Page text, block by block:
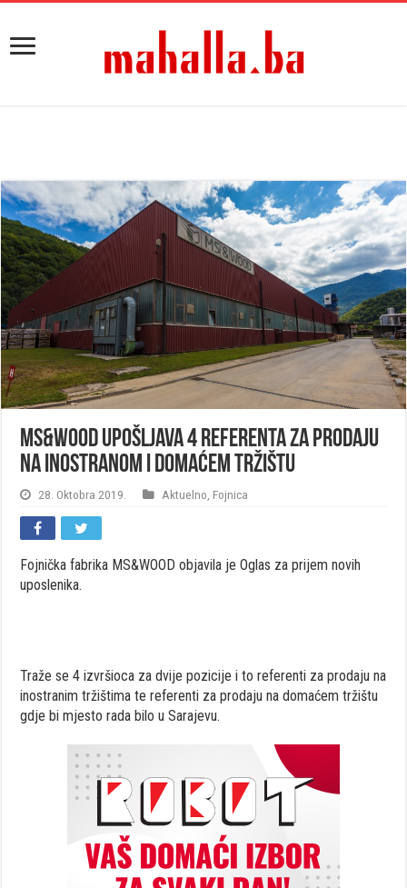
MS&WOOD UPOŠLJAVA 4 REFERENTA ZA PRODAJU
NA INOSTRANOM I DOMAĆEM TRŽIŠTU
28. Oktobra 2019. Aktuelno Fojnica
Fojnička fabrika MS&WOOD objavila je Oglas za prijem novih
uposlenika.
Traže se 4 izvršioca za dvije pozicije i to referenti za prodaju na
inostranim tržištima te referenti za prodaju na domaćem tržištu
gdje bi mjesto rada bilo u Sarajevu.